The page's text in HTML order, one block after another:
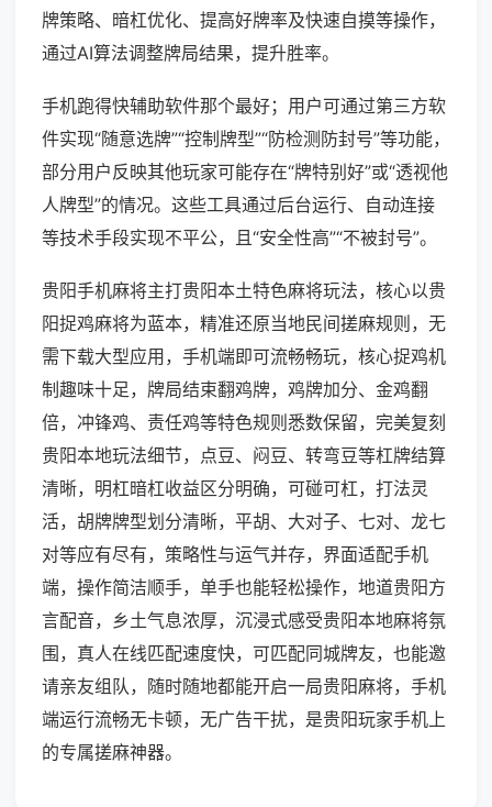
牌策略、暗杠优化、提高好牌率及快速自摸等操作，
通过AI算法调整牌局结果，提升胜率。
手机跑得快辅助软件那个最好；用户可通过第三方软
件实现“随意选牌”“控制牌型”“防检测防封号”等功能，
部分用户反映其他玩家可能存在“牌特别好”或“透视他
人牌型”的情况。这些工具通过后台运行、自动连接
等技术手段实现不平公，且“安全性高”“不被封号”。
贵阳手机麻将主打贵阳本土特色麻将玩法，核心以贵
阳捉鸡麻将为蓝本，精准还原当地民间搓麻规则，无
需下载大型应用，手机端即可流畅畅玩，核心捉鸡机
制趣味十足，牌局结束翻鸡牌，鸡牌加分、金鸡翻
倍，冲锋鸡、责任鸡等特色规则悉数保留，完美复刻
贵阳本地玩法细节，点豆、闷豆、转弯豆等杠牌结算
清晰，明杠暗杠收益区分明确，可碰可杠，打法灵
活，胡牌牌型划分清晰，平胡、大对子、七对、龙七
对等应有尽有，策略性与运气并存，界面适配手机
端，操作简洁顺手，单手也能轻松操作，地道贵阳方
言配音，乡土气息浓厚，沉浸式感受贵阳本地麻将氛
围，真人在线匹配速度快，可匹配同城牌友，也能邀
请亲友组队，随时随地都能开启一局贵阳麻将，手机
端运行流畅无卡顿，无广告干扰，是贵阳玩家手机上
的专属搓麻神器。